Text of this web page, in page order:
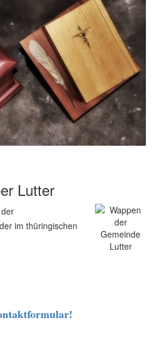
Lutter
im thüringischen